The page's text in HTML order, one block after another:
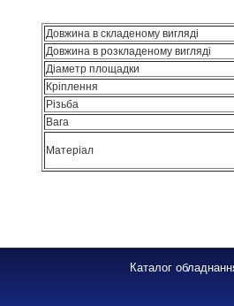
Довжина в складеному вигляді
Довжина в
Діаметр площадки
Кріплення
Різьба
Вага
Матеріал
Каталог